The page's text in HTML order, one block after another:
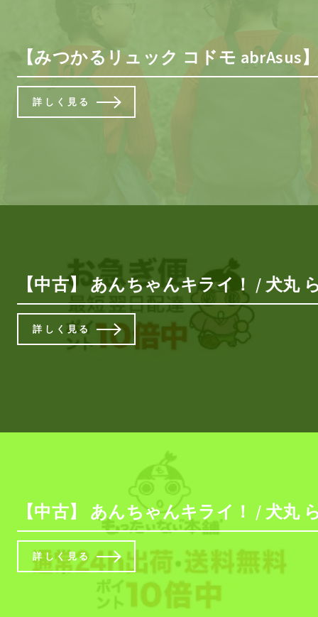
【みつかるリュック コドモ
詳しく見る
【中古】 あんちゃんキライ！ / 犬丸
詳しく見る
【中古】 あんちゃんキライ！ / 犬丸
詳しく見る